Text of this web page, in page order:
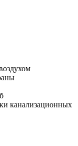
канализационных